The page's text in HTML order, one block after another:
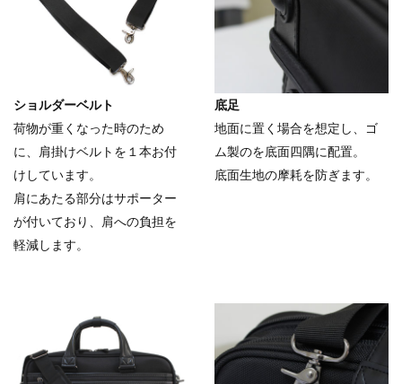
ショルダーベルト
荷物が重くなった時のため
に、肩掛けベルトを１本お付
けしています。
肩にあたる部分はサポーター
が付いており、肩への負担を
軽減します。
底足
地面に置く場合を想定し、ゴ
ム製のを底面四隅に配置。
底面生地の摩耗を防ぎます。